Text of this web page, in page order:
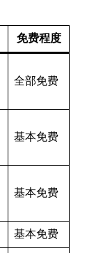
免费程度
全部免费
基本免费
基本免费
基本免费